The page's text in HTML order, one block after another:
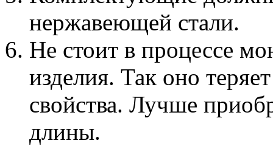
нержавеющей стали.
Не стоит в процессе
изделия. Так оно
свойства. Лучше
длины.